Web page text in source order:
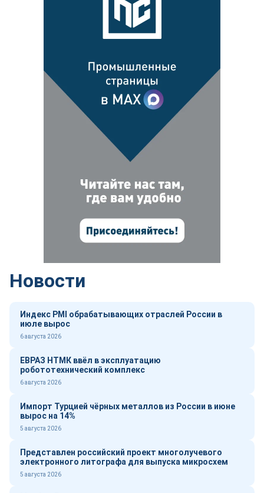
Новости
Индекс PMI обрабатывающих отраслей России в
июле вырос
6 августа 2026
ЕВРАЗ НТМК ввёл в эксплуатацию
робототехнический комплекс
6 августа 2026
Импорт Турцией чёрных металлов из России в июне
вырос на 14%
5 августа 2026
Представлен российский проект многолучевого
электронного литографа для выпуска микросхем
5 августа 2026